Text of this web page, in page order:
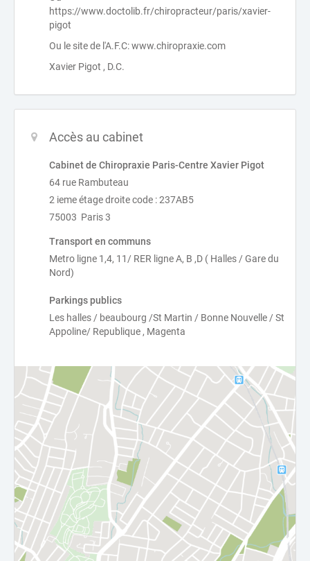
https://www.doctolib.fr/chiropracteur/paris/xavier-
pigot
Ou le site de l'A.F.C: www.chiropraxie.com
Xavier Pigot , D.C.
Accès au cabinet
Cabinet de Chiropraxie Paris-Centre Xavier Pigot
64 rue Rambuteau
2 ieme étage droite code : 237AB5
75003 Paris 3
Transport en communs
Metro ligne 1,4, 11/ RER ligne A, B ,D ( Halles / Gare du
Nord)
Parkings publics
Les halles / beaubourg /St Martin / Bonne Nouvelle / St
Appoline/ Republique , Magenta